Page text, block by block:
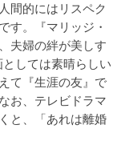
間的にはリスペク
す。『マリッジ・
夫婦の絆が美しす
しては素晴らしい
て『生涯の友』で
お、テレビドラマ
と、「あれは離婚